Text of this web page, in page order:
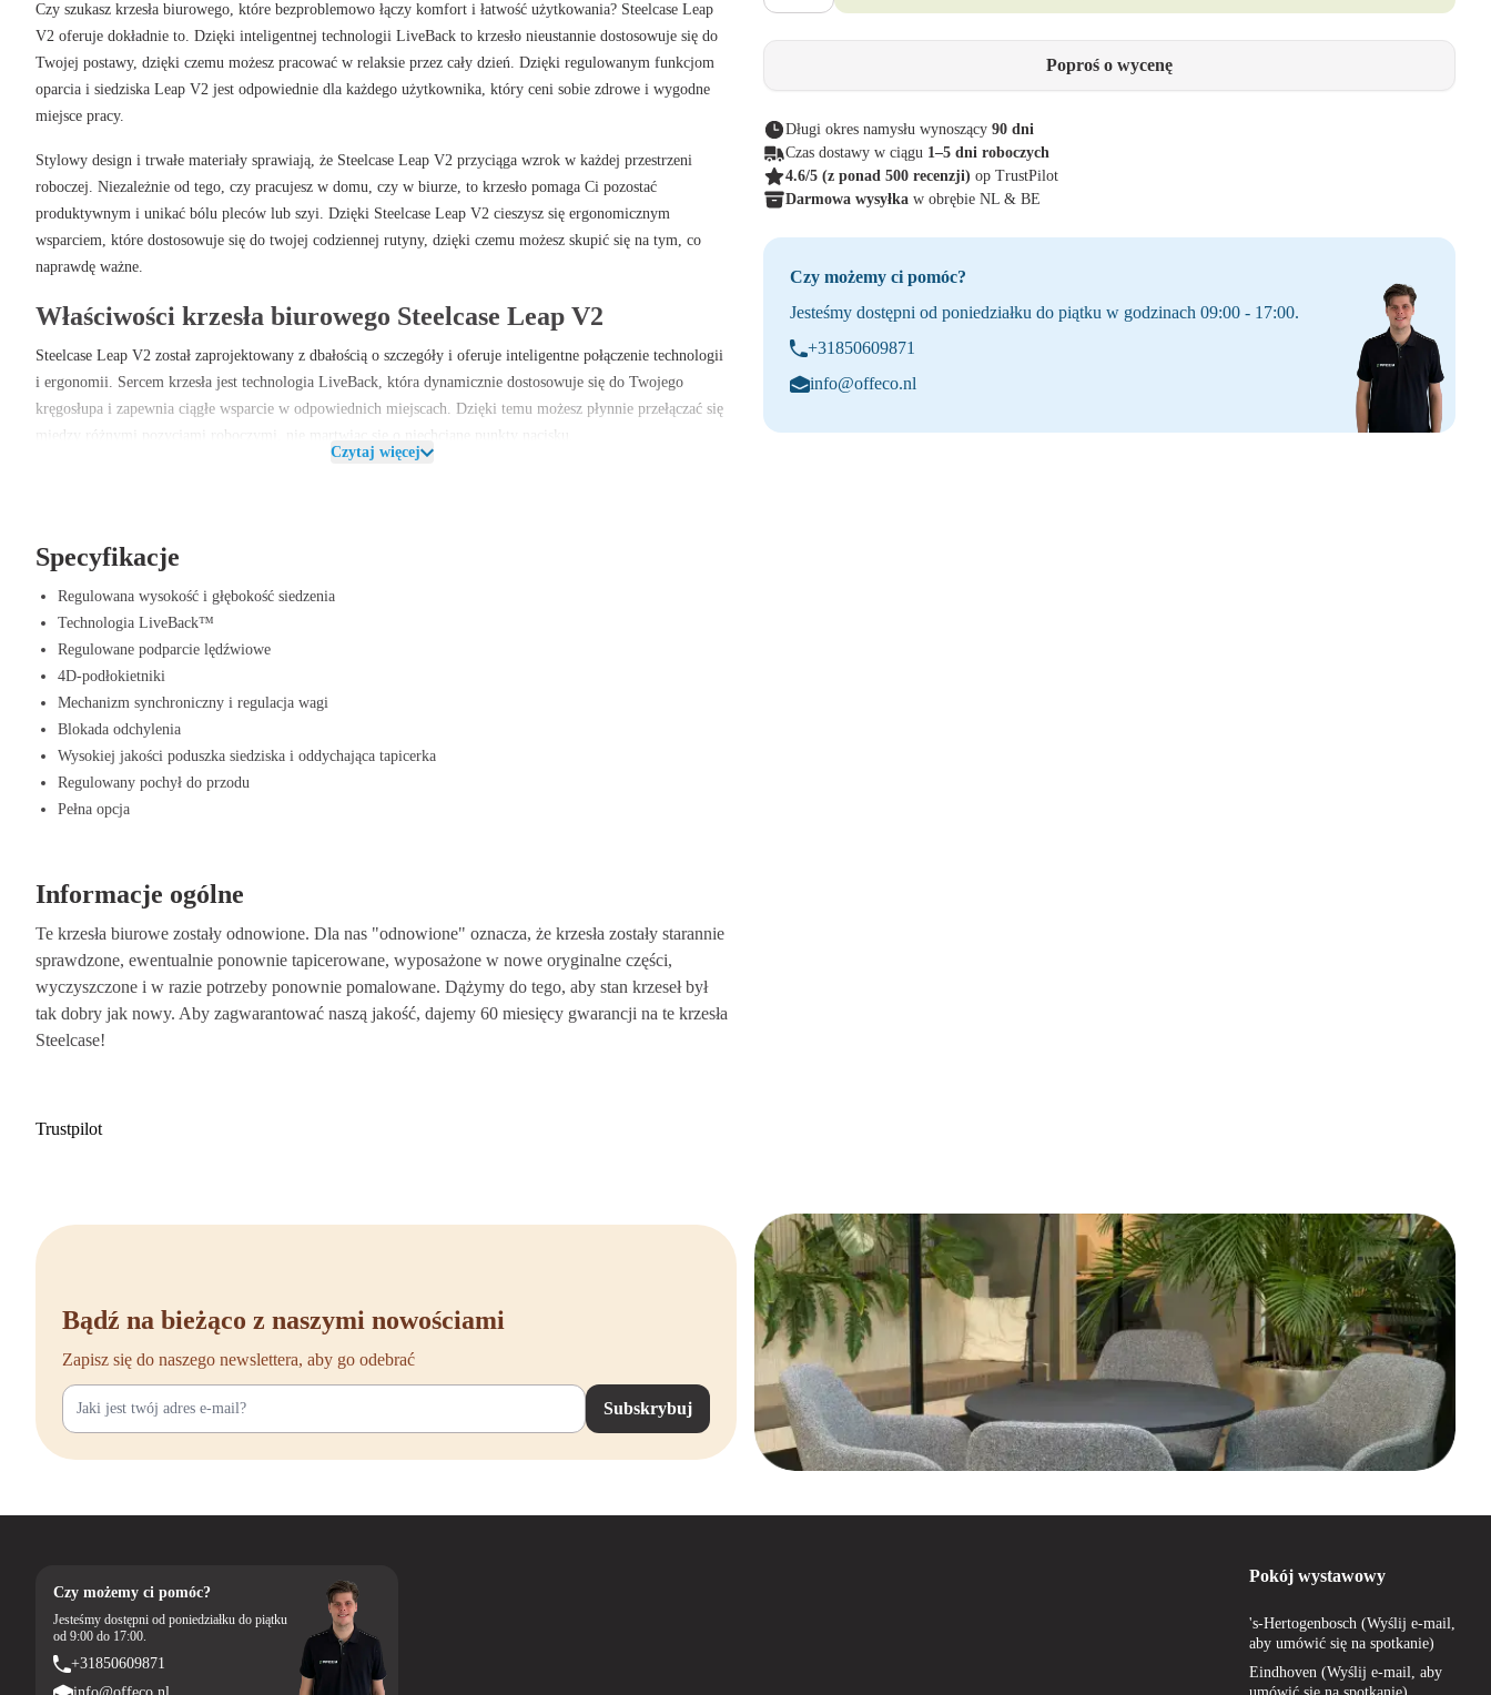
Poproś o wycenę
Długi okres namysłu wynoszący 90 dni
Czas dostawy w ciągu 1–5 dni roboczych
4.6/5 (z ponad 500 recenzji) op TrustPilot
Darmowa wysyłka w obrębie NL & BE
Czy możemy ci pomóc?
Jesteśmy dostępni od poniedziałku do piątku w godzinach 09:00 - 17:00.
+31850609871
info@offeco.nl
Czy szukasz krzesła biurowego, które bezproblemowo łączy komfort i łatwość użytkowania? Steelcase Leap
V2 oferuje dokładnie to. Dzięki inteligentnej technologii LiveBack to krzesło nieustannie dostosowuje się do
Twojej postawy, dzięki czemu możesz pracować w relaksie przez cały dzień. Dzięki regulowanym funkcjom
oparcia i siedziska Leap V2 jest odpowiednie dla każdego użytkownika, który ceni sobie zdrowe i wygodne
miejsce pracy.
Stylowy design i trwałe materiały sprawiają, że Steelcase Leap V2 przyciąga wzrok w każdej przestrzeni
roboczej. Niezależnie od tego, czy pracujesz w domu, czy w biurze, to krzesło pomaga Ci pozostać
produktywnym i unikać bólu pleców lub szyi. Dzięki Steelcase Leap V2 cieszysz się ergonomicznym
wsparciem, które dostosowuje się do twojej codziennej rutyny, dzięki czemu możesz skupić się na tym, co
naprawdę ważne.
Właściwości krzesła biurowego Steelcase Leap V2
Steelcase Leap V2 został zaprojektowany z dbałością o szczegóły i oferuje inteligentne połączenie technologii
i ergonomii. Sercem krzesła jest technologia LiveBack, która dynamicznie dostosowuje się do Twojego
kręgosłupa i zapewnia ciągłe wsparcie w odpowiednich miejscach. Dzięki temu możesz płynnie przełączać się
między różnymi pozycjami roboczymi, nie martwiąc się o niechciane punkty nacisku.
zdrową pozycję siedzącą. Całość dopełniają trwałe podłokietniki 4D, które umożliwiają łatwą regulację
wysokości, szerokości, głębokości i kierunku obrotu. W ten sposób zyskujesz nie tylko nowoczesny i
elegancki design, ale także niezawodne i łatwe w użyciu krzesło biurowe, które maksymalnie odciąża plecy i
szyję.
Zalety krzesła biurowego Steelcase Leap V2
Regulowane podłokietniki, które łatwo dostosowują się do twojego ciała i pozycji roboczej.
Technologia LiveBack, która oferuje dynamiczne wsparcie przy każdym ruchu.
Trwałe materiały, które są długowieczne i przyjazne dla środowiska.
Przesuwane siedzisko dla optymalnej i spersonalizowanej pozycji siedzącej.
Czy jesteś gotowy, aby podnieść swoje miejsce pracy na wyższy poziom? Dzięki Steelcase Leap V2 korzystasz
z ergonomicznego krzesła biurowego, które doskonale łączy komfort, funkcjonalność i styl. Zamów swój
Steelcase Leap V2 łatwo w Offeco i ciesz się naszym szybkim czasem dostawy, przyjazną obsługą i 90-
dniowym czasem na przemyślenie. Jeśli masz jakiekolwiek pytania, skontaktuj się z nami lub odwiedź nasz
sklep internetowy, aby zamówić bezpośrednio.
Czytaj więcej
Specyfikacje
Regulowana wysokość i głębokość siedzenia
Technologia LiveBack™
Regulowane podparcie lędźwiowe
4D-podłokietniki
Mechanizm synchroniczny i regulacja wagi
Blokada odchylenia
Wysokiej jakości poduszka siedziska i oddychająca tapicerka
Regulowany pochył do przodu
Pełna opcja
Informacje ogólne
Te krzesła biurowe zostały odnowione. Dla nas "odnowione" oznacza, że krzesła zostały starannie
sprawdzone, ewentualnie ponownie tapicerowane, wyposażone w nowe oryginalne części,
wyczyszczone i w razie potrzeby ponownie pomalowane. Dążymy do tego, aby stan krzeseł był
tak dobry jak nowy. Aby zagwarantować naszą jakość, dajemy 60 miesięcy gwarancji na te krzesła
Steelcase!
Trustpilot
Bądź na bieżąco z naszymi nowościami
Zapisz się do naszego newslettera, aby go odebrać
Subskrybuj
Czy możemy ci pomóc?
Jesteśmy dostępni od poniedziałku do piątku
od 9:00 do 17:00.
+31850609871
Pokój wystawowy
's-Hertogenbosch (Wyślij e-mail,
aby umówić się na spotkanie)
Eindhoven (Wyślij e-mail, aby